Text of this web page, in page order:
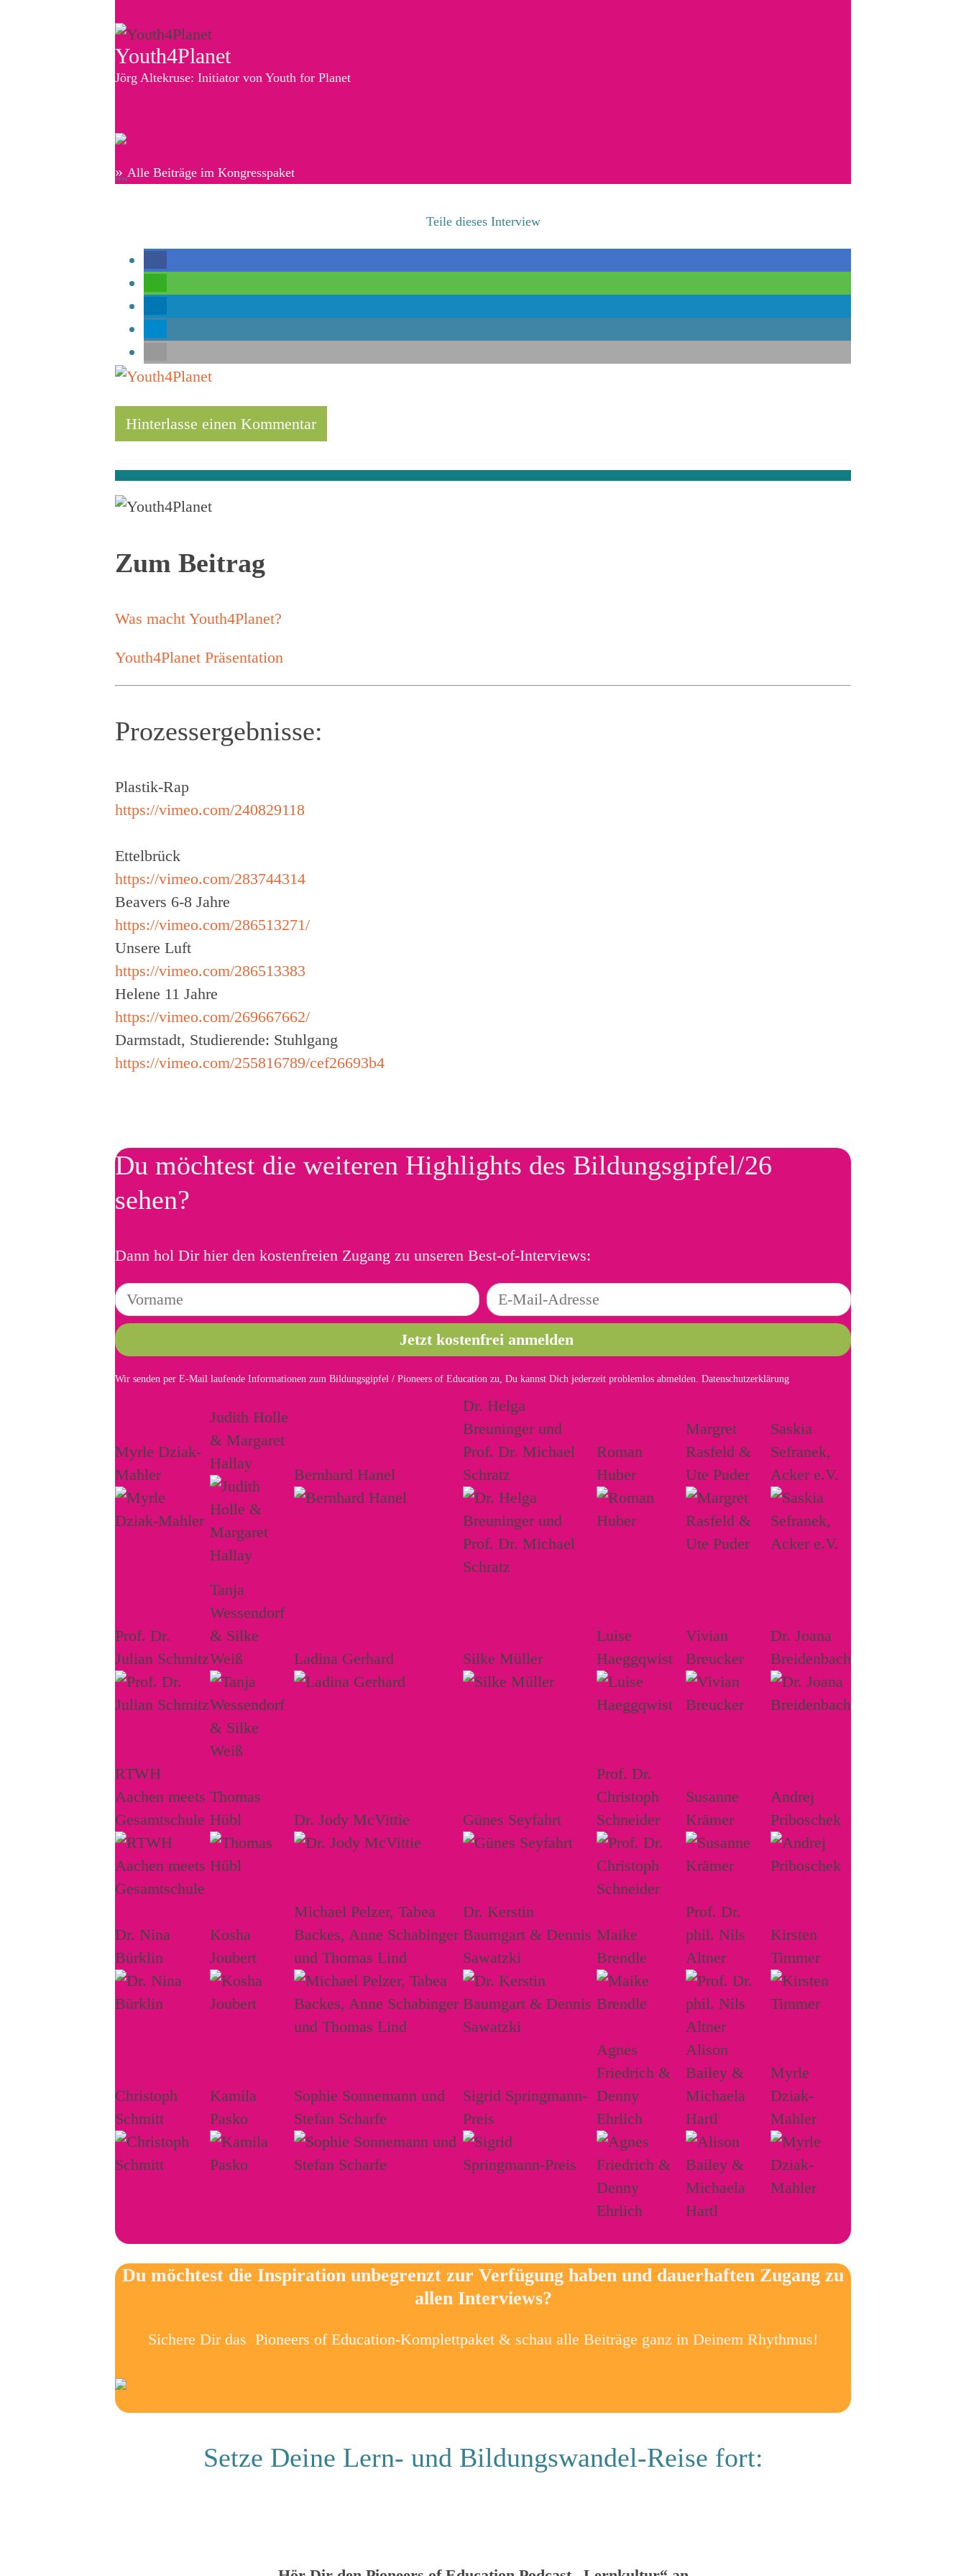
Youth4Planet
Jörg Altekruse: Initiator von Youth for Planet
» Alle Beiträge im Kongresspaket
""
Teile dieses Interview
Hinterlasse einen Kommentar
Zum Beitrag
Was macht Youth4Planet?
Youth4Planet Präsentation
Prozessergebnisse:
Plastik-Rap
https://vimeo.com/240829118
Ettelbrück
https://vimeo.com/283744314
Beavers 6-8 Jahre
https://vimeo.com/286513271/
Unsere Luft
https://vimeo.com/286513383
Helene 11 Jahre
https://vimeo.com/269667662/
Darmstadt, Studierende: Stuhlgang
https://vimeo.com/255816789/cef26693b4
Du möchtest die weiteren Highlights des Bildungsgipfel/26
sehen?
Dann hol Dir hier den kostenfreien Zugang zu unseren Best-of-Interviews:
Wir senden per E-Mail laufende Informationen zum Bildungsgipfel / Pioneers of Education zu, Du kannst Dich jederzeit problemlos abmelden. Datenschutzerklärung
Myrle Dziak-
Mahler
Judith Holle
& Margaret
Hallay
Bernhard Hanel
Dr. Helga
Breuninger und
Prof. Dr. Michael
Schratz
Roman
Huber
Margret
Rasfeld &
Ute Puder
Saskia
Sefranek,
Acker e.V.
Prof. Dr.
Julian Schmitz
Tanja
Wessendorf
& Silke
Weiß
Ladina Gerhard Silke Müller
Luise
Haeggqwist
Vivian
Breucker
Dr. Joana
Breidenbach
RTWH
Aachen meets
Gesamtschule
Thomas
Hübl
Dr. Jody McVittie Günes Seyfahrt
Prof. Dr.
Christoph
Schneider
Susanne
Krämer
Andrej
Priboschek
Dr. Nina
Bürklin
Kosha
Joubert
Michael Pelzer, Tabea
Backes, Anne Schabinger
und Thomas Lind
Dr. Kerstin
Baumgart & Dennis
Sawatzki
Maike
Brendle
Prof. Dr.
phil. Nils
Altner
Kirsten
Timmer
Christoph
Schmitt
Kamila
Pasko
Sophie Sonnemann und
Stefan Scharfe
Sigrid Springmann-
Preis
Agnes
Friedrich &
Denny
Ehrlich
Alison
Bailey &
Michaela
Hartl
Myrle
Dziak-
Mahler
Du möchtest die Inspiration unbegrenzt zur Verfügung haben und dauerhaften Zugang zu
allen Interviews?
Sichere Dir das Pioneers of Education-Komplettpaket & schau alle Beiträge ganz in Deinem Rhythmus!
Setze Deine Lern- und Bildungswandel-Reise fort: